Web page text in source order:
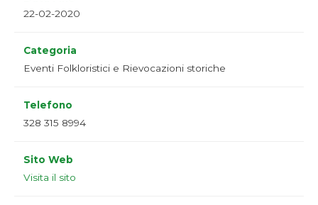
22-02-2020
Categoria
Eventi Folkloristici e Rievocazioni storiche
Telefono
328 315 8994
Sito Web
Visita il sito